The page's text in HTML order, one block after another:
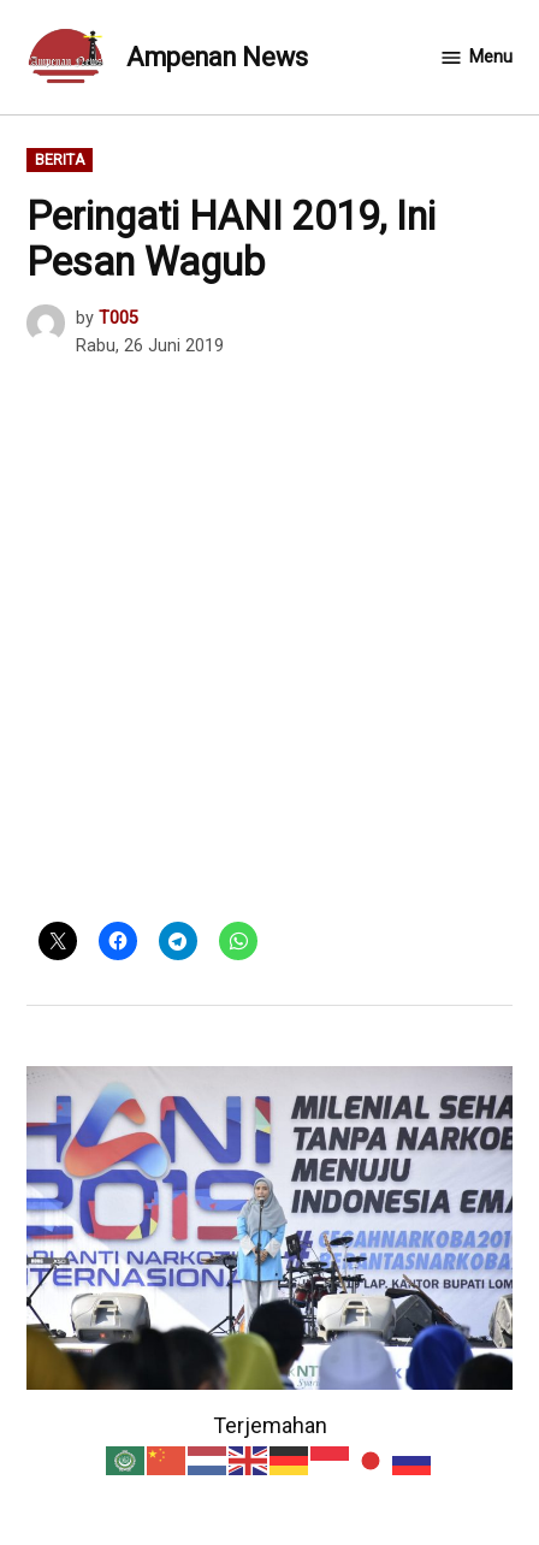
content
Ampenan News Menu
POSTED
IN
BERITA
Peringati HANI 2019, Ini
Pesan Wagub
by T005
Rabu, 26 Juni 2019
Terjemahan